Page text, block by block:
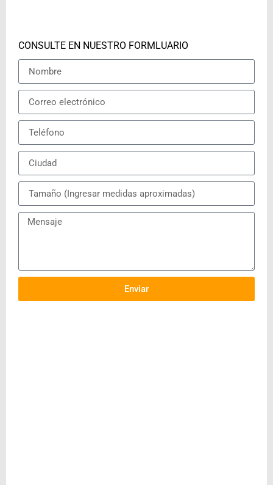
CONSULTE EN NUESTRO FORMLUARIO
Enviar